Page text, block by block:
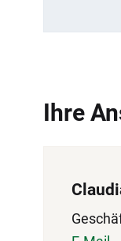
Ihre